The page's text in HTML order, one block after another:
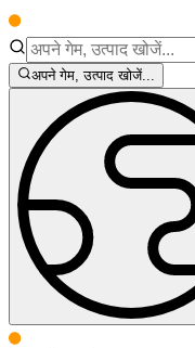
अपने गेम, उत्पाद खोजें...